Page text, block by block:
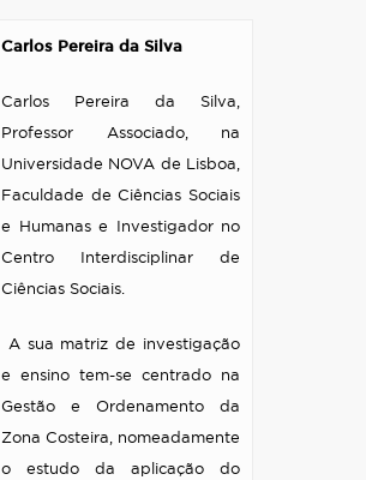
Carlos Pereira da Silva
Carlos Pereira da Silva,
Professor Associado, na
Universidade NOVA de Lisboa,
Faculdade de Ciências Sociais
e Humanas e Investigador no
Centro Interdisciplinar de
Ciências Sociais.
A sua matriz de investigação
e ensino tem-se centrado na
Gestão e Ordenamento da
Zona Costeira, nomeadamente
o estudo da aplicação do